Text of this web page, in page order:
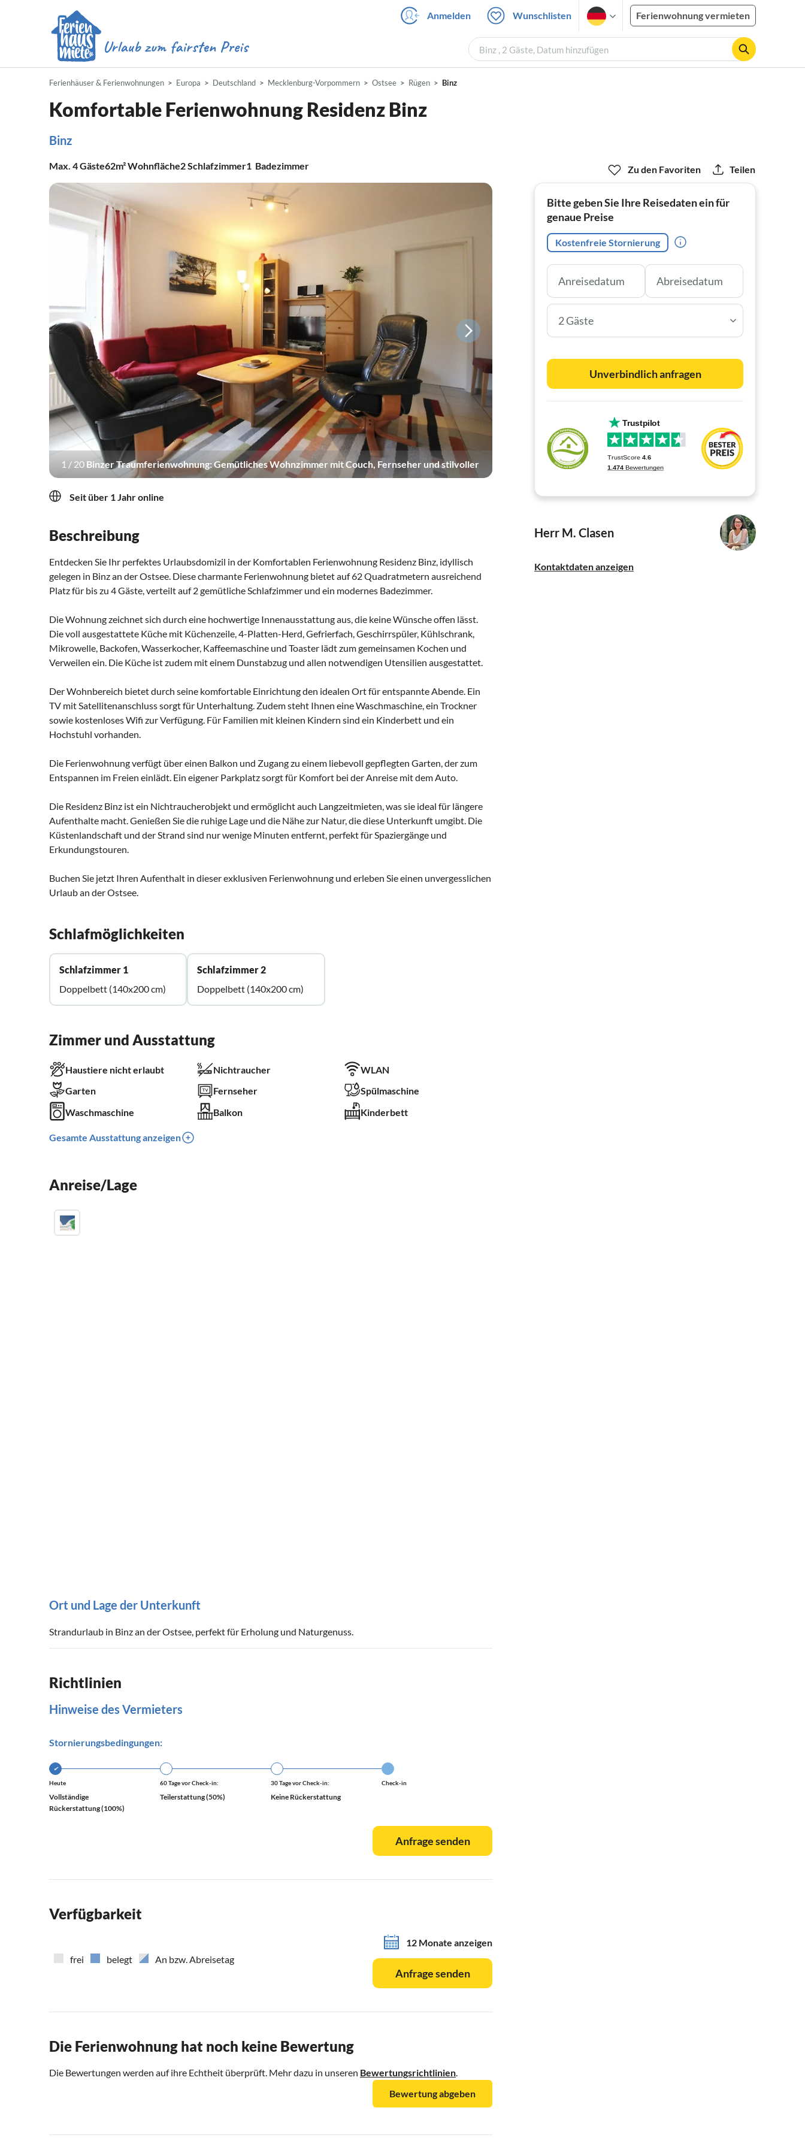
Anmelden Wunschlisten Ferienwohnung vermieten
Binz , 2 Gäste, Datum hinzufügen
Ferienhäuser & Ferienwohnungen Europa Deutschland Mecklenburg-Vorpommern Ostsee Rügen Binz
Komfortable Ferienwohnung Residenz Binz
Binz
Max. 4Gäste62m²Wohnfläche2Schlafzimmer1 Badezimmer
1 / 20 Binzer Traumferienwohnung: Gemütliches Wohnzimmer mit Couch, Fernseher und stilvoller
Beleuchtung.
Seit über 1 Jahr online
Beschreibung
Entdecken Sie Ihr perfektes Urlaubsdomizil in der Komfortablen Ferienwohnung Residenz Binz, idyllisch
gelegen in Binz an der Ostsee. Diese charmante Ferienwohnung bietet auf 62 Quadratmetern ausreichend
Platz für bis zu 4 Gäste, verteilt auf 2 gemütliche Schlafzimmer und ein modernes Badezimmer.
Die Wohnung zeichnet sich durch eine hochwertige Innenausstattung aus, die keine Wünsche offen lässt.
Die voll ausgestattete Küche mit Küchenzeile, 4-Platten-Herd, Gefrierfach, Geschirrspüler, Kühlschrank,
Mikrowelle, Backofen, Wasserkocher, Kaffeemaschine und Toaster lädt zum gemeinsamen Kochen und
Verweilen ein. Die Küche ist zudem mit einem Dunstabzug und allen notwendigen Utensilien ausgestattet.
Der Wohnbereich bietet durch seine komfortable Einrichtung den idealen Ort für entspannte Abende. Ein
TV mit Satellitenanschluss sorgt für Unterhaltung. Zudem steht Ihnen eine Waschmaschine, ein Trockner
sowie kostenloses Wifi zur Verfügung. Für Familien mit kleinen Kindern sind ein Kinderbett und ein
Hochstuhl vorhanden.
Die Ferienwohnung verfügt über einen Balkon und Zugang zu einem liebevoll gepflegten Garten, der zum
Entspannen im Freien einlädt. Ein eigener Parkplatz sorgt für Komfort bei der Anreise mit dem Auto.
Die Residenz Binz ist ein Nichtraucherobjekt und ermöglicht auch Langzeitmieten, was sie ideal für längere
Aufenthalte macht. Genießen Sie die ruhige Lage und die Nähe zur Natur, die diese Unterkunft umgibt. Die
Küstenlandschaft und der Strand sind nur wenige Minuten entfernt, perfekt für Spaziergänge und
Erkundungstouren.
Buchen Sie jetzt Ihren Aufenthalt in dieser exklusiven Ferienwohnung und erleben Sie einen unvergesslichen
Urlaub an der Ostsee.
Schlafmöglichkeiten
Schlafzimmer 1
Doppelbett (140x200 cm)
Schlafzimmer 2
Doppelbett (140x200 cm)
Zimmer und Ausstattung
Haustiere nicht erlaubt Nichtraucher
WLAN
Garten
Fernseher
Spülmaschine
Waschmaschine
Balkon Kinderbett
Gesamte Ausstattung anzeigen
Anreise/Lage
Ort und Lage der Unterkunft
Strandurlaub in Binz an der Ostsee, perfekt für Erholung und Naturgenuss.
Richtlinien
Hinweise des Vermieters
Stornierungsbedingungen:
✔
Heute
Vollständige
Rückerstattung (100%)
60 Tage vor Check-in:
Teilerstattung (50%)
30 Tage vor Check-in:
Keine Rückerstattung
Check-in
Anfrage senden
Verfügbarkeit
12 Monate anzeigen
frei
belegt An bzw. Abreisetag
Anfrage senden
Die Ferienwohnung hat noch keine Bewertung
Die Bewertungen werden auf ihre Echtheit überprüft. Mehr dazu in unseren Bewertungsrichtlinien
Bewertung abgeben
Zu den Favoriten Teilen
Bitte geben Sie Ihre Reisedaten ein für
genaue Preise
Kostenfreie Stornierung
2 Gäste
Unverbindlich anfragen
Herr M. Clasen
Kontaktdaten anzeigen